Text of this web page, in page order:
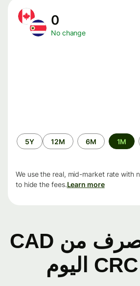
No change
1M
6M
12M
5Y
We use the real, mid-market rate
to hide the fees.Learn more
أسعار الصرف من CAD